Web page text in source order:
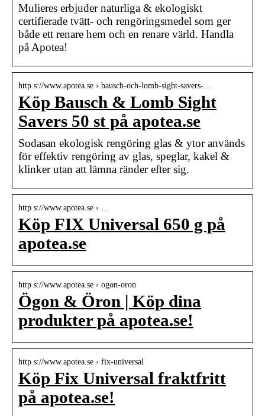
Mulieres erbjuder naturliga & ekologiskt
certifierade tvätt- och rengöringsmedel som ger
både ett renare hem och en renare värld. Handla
på Apotea!
http s://www.apotea.se › bausch-och-lomb-sight-savers-…
Köp Bausch & Lomb Sight
Savers 50 st på apotea.se
Sodasan ekologisk rengöring glas & ytor används
för effektiv rengöring av glas, speglar, kakel &
klinker utan att lämna ränder efter sig.
http s://www.apotea.se › …
Köp FIX Universal 650 g på
apotea.se
http s://www.apotea.se › ogon-oron
Ögon & Öron | Köp dina
produkter på apotea.se!
http s://www.apotea.se › fix-universal
Köp Fix Universal fraktfritt
på apotea.se!